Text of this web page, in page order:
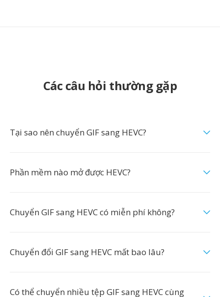
Các câu hỏi thường gặp
Tại sao nên chuyển GIF sang HEVC?
Phần mềm nào mở được HEVC?
Chuyển GIF sang HEVC có miễn phí không?
Chuyển đổi GIF sang HEVC mất bao lâu?
Có thể chuyển nhiều tệp GIF sang HEVC cùng